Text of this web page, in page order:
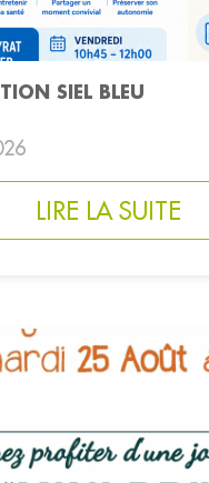
SIEL BLEU
LIRE LA SUITE